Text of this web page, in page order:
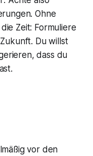
Ohne
Zeit: Formuliere
Du willst
dass du
vor den